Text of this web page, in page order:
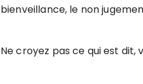
bienveillance, le non
Ne croyez pas ce qui est